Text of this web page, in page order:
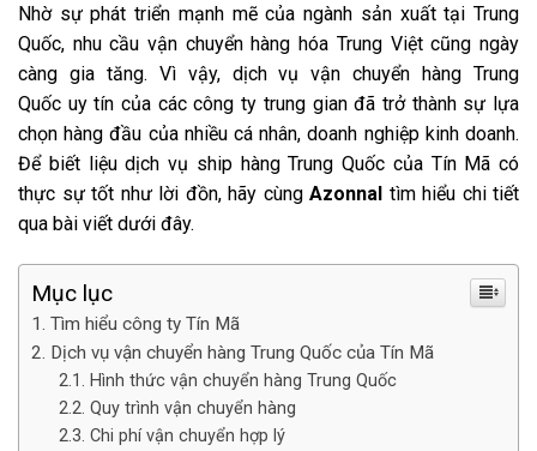
Nhờ sự phát triển mạnh mẽ của ngành sản xuất tại Trung
Quốc, nhu cầu vận chuyển hàng hóa Trung Việt cũng ngày
càng gia tăng. Vì vậy, dịch vụ vận chuyển hàng Trung
Quốc uy tín của các công ty trung gian đã trở thành sự lựa
chọn hàng đầu của nhiều cá nhân, doanh nghiệp kinh doanh.
Để biết liệu dịch vụ ship hàng Trung Quốc của Tín Mã có
thực sự tốt như lời đồn, hãy cùng Azonnal tìm hiểu chi tiết
qua bài viết dưới đây.
Mục lục
Tìm hiểu công ty Tín Mã
Dịch vụ vận chuyển hàng Trung Quốc của Tín Mã
Hình thức vận chuyển hàng Trung Quốc
Quy trình vận chuyển hàng
Chi phí vận chuyển hợp lý